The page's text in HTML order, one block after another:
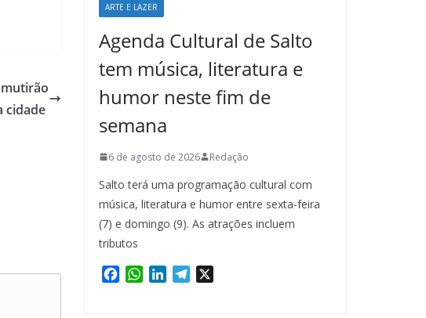
cidade
ARTE E LAZER
Agenda Cultural de Salto
tem música, literatura e
humor neste fim de
semana
6 de agosto de 2026 Redação
Salto terá uma programação cultural com
música, literatura e humor entre sexta-feira
(7) e domingo (9). As atrações incluem
tributos
W